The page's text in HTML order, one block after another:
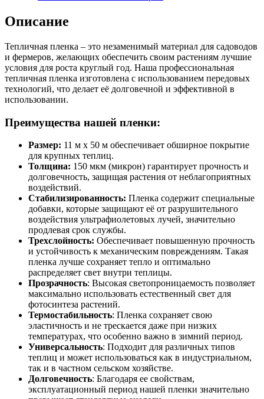
Описание
Тепличная пленка – это незаменимый материал для садоводов
и фермеров, желающих обеспечить своим растениям лучшие
условия для роста круглый год. Наша профессиональная
тепличная пленка изготовлена с использованием передовых
технологий, что делает её долговечной и эффективной в
использовании.
Преимущества нашей пленки:
Размер: 11 м х 50 м обеспечивает обширное покрытие
для крупных теплиц.
Толщина: 150 мкм (микрон) гарантирует прочность и
долговечность, защищая растения от неблагоприятных
воздействий.
Стабилизированность: Пленка содержит специальные
добавки, которые защищают её от разрушительного
воздействия ультрафиолетовых лучей, значительно
продлевая срок службы.
Трехслойность: Обеспечивает повышенную прочность
и устойчивость к механическим повреждениям. Такая
пленка лучше сохраняет тепло и оптимально
распределяет свет внутри теплицы.
Прозрачность: Высокая светопроницаемость позволяет
максимально использовать естественный свет для
фотосинтеза растений.
Термостабильность: Пленка сохраняет свою
эластичность и не трескается даже при низких
температурах, что особенно важно в зимний период.
Универсальность: Подходит для различных типов
теплиц и может использоваться как в индустриальном,
так и в частном сельском хозяйстве.
Долговечность: Благодаря ее свойствам,
эксплуатационный период нашей пленки значительно